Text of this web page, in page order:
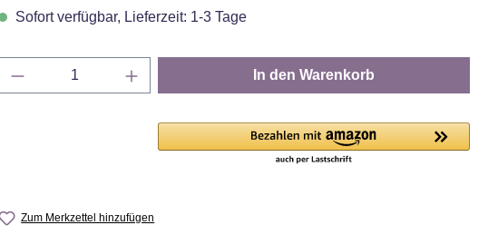
Sofort verfügbar, Lieferzeit: 1-3 Tage
Produkt Anzahl: Gib den gewünschten Wert ein
In den Warenkorb
Zum Merkzettel hinzufügen